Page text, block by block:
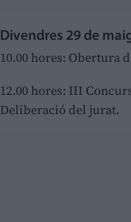
Divendres 29 de
10.00 hores: Obertura
12.00 hores: III
Deliberació del jurat.